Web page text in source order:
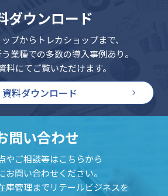
ダウンロード
プからトレカショップまで、
業種での多数の導入事例あり。
料にてご覧いただけます。
資料ダウンロード
問い合わせ
やご相談等はこちらから
お問い合わせください。
庫管理までリテールビジネスを